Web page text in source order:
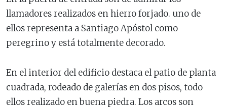
llamadores realizados en hierro forjado. uno de
ellos representa a Santiago Apóstol como
peregrino y está totalmente decorado.
En el interior del edificio destaca el patio de planta
cuadrada, rodeado de galerías en dos pisos, todo
ellos realizado en buena piedra. Los arcos son